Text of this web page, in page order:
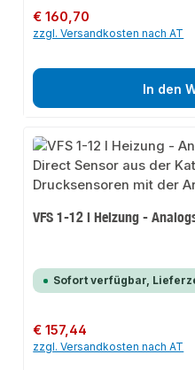
Regulärer Preis:
€ 160,70
zzgl. Versandkosten nach AT
In den
VFS 1-12 l Heizung -
Sofort verfügbar,
Regulärer Preis:
€ 157,44
zzgl. Versandkosten nach AT